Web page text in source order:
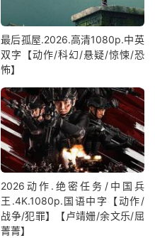
最后孤屋.2026.高清1080p.中英
双字【动作/科幻/悬疑/惊悚/恐
怖】
2026动作.绝密任务/中国兵
王.4K.1080p.国语中字【动作/
战争/犯罪】【卢靖姗/余文乐/屈
菁菁】